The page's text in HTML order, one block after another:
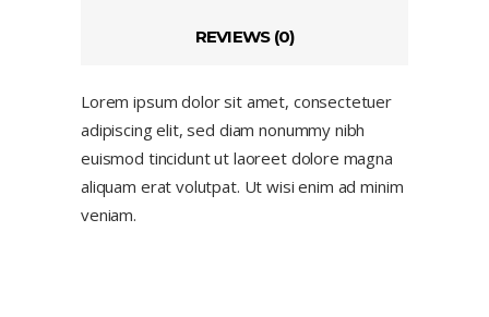
REVIEWS (0)
Lorem ipsum dolor sit amet, consectetuer
adipiscing elit, sed diam nonummy nibh
euismod tincidunt ut laoreet dolore magna
aliquam erat volutpat. Ut wisi enim ad minim
veniam.